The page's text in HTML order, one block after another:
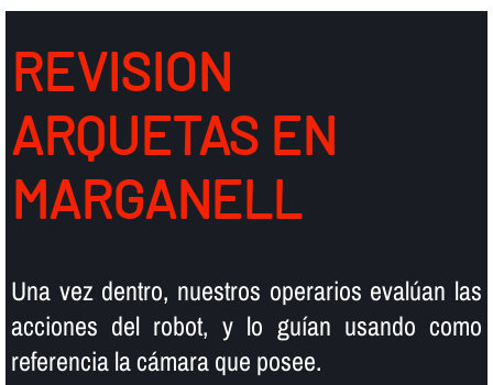
REVISION
ARQUETAS EN
MARGANELL
Una vez dentro, nuestros operarios evalúan las
acciones del robot, y lo guí­an usando como
referencia la cámara que posee.